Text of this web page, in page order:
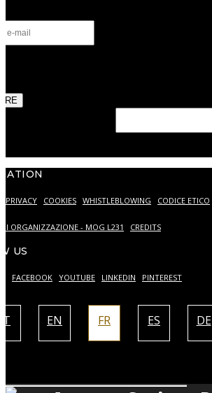
PRIVACY COOKIES WHISTLEBLOWING CODICE ETICO
ORGANIZZAZIONE - MOG L231 CREDITS
US
FACEBOOK YOUTUBE LINKEDIN PINTEREST
IT EN FR ES DE